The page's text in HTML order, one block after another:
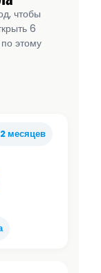
чтобы
6
этому
месяцев